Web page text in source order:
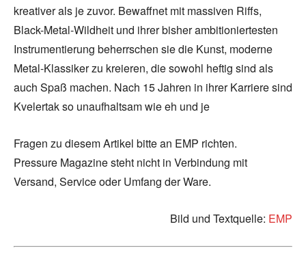
kreativer als je zuvor. Bewaffnet mit massiven Riffs,
Black-Metal-Wildheit und ihrer bisher ambitioniertesten
Instrumentierung beherrschen sie die Kunst, moderne
Metal-Klassiker zu kreieren, die sowohl heftig sind als
auch Spaß machen. Nach 15 Jahren in ihrer Karriere sind
Kvelertak so unaufhaltsam wie eh und je
Fragen zu diesem Artikel bitte an EMP richten.
Pressure Magazine steht nicht in Verbindung mit
Versand, Service oder Umfang der Ware.
Bild und Textquelle: EMP